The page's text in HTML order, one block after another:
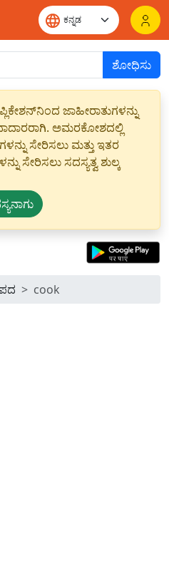
ಶೋಧಿಸು
ಜಾಹೀರಾತುಗಳನ್ನು
ಅಮರಕೋಶದಲ್ಲಿ
ಸೇರಿಸಲು ಮತ್ತು ಇತರ
ಸೇರಿಸಲು ಸದಸ್ಯತ್ವ ಶುಲ್ಕ
ಪದ cook